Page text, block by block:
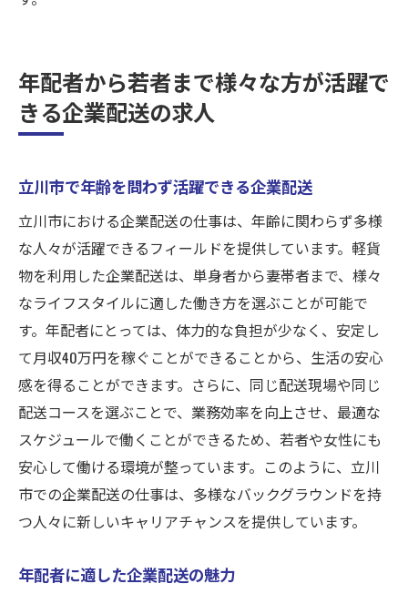
年配者から若者まで様々な方が活躍で
きる企業配送の求人
立川市で年齢を問わず活躍できる企業配送
立川市における企業配送の仕事は、年齢に関わらず多様
な人々が活躍できるフィールドを提供しています。軽貨
物を利用した企業配送は、単身者から妻帯者まで、様々
なライフスタイルに適した働き方を選ぶことが可能で
す。年配者にとっては、体力的な負担が少なく、安定し
て月収40万円を稼ぐことができることから、生活の安心
感を得ることができます。さらに、同じ配送現場や同じ
配送コースを選ぶことで、業務効率を向上させ、最適な
スケジュールで働くことができるため、若者や女性にも
安心して働ける環境が整っています。このように、立川
市での企業配送の仕事は、多様なバックグラウンドを持
つ人々に新しいキャリアチャンスを提供しています。
年配者に適した企業配送の魅力